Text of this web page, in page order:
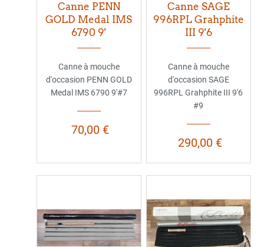
Canne PENN
GOLD Medal IMS
6790 9'
Canne à mouche
d'occasion PENN GOLD
Medal IMS 6790 9'#7
70,00 €
Canne SAGE
996RPL Grahphite
III 9'6
Canne à mouche
d'occasion SAGE
996RPL Grahphite III 9'6
#9
290,00 €